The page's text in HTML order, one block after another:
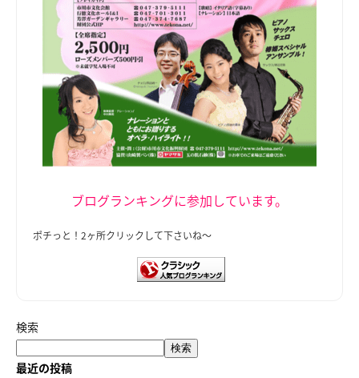
ブログランキングに参加しています。
ポチっと！2ヶ所クリックして下さいね～
検索
検索
最近の投稿